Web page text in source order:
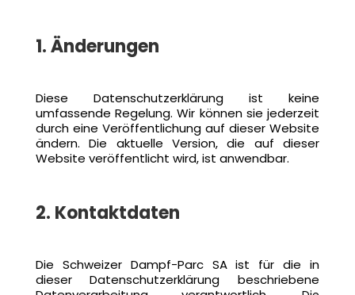
1. Änderungen
Diese Datenschutzerklärung ist keine
umfassende Regelung. Wir können sie jederzeit
durch eine Veröffentlichung auf dieser Website
ändern. Die aktuelle Version, die auf dieser
Website veröffentlicht wird, ist anwendbar.
2. Kontaktdaten
Die Schweizer Dampf-Parc SA ist für die in
dieser Datenschutzerklärung beschriebene